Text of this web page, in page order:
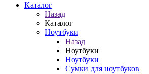
Каталог
Назад
Каталог
Ноутбуки
Назад
Ноутбуки
Ноутбуки
Сумки для ноутбуков